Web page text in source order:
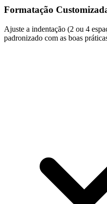
Formatação
Ajuste a indentação (2 ou 4
padronizado com as boas